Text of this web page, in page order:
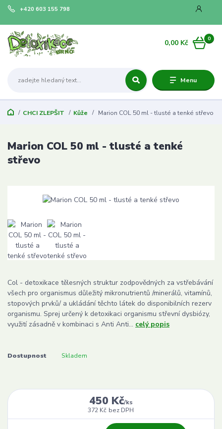
Menu
+420 603 155 798
0
0,00 Kč
CHCI ZLEPŠIT Kůže Marion COL 50 ml - tlusté a tenké střevo
Marion COL 50 ml - tlusté a tenké
střevo
Col - detoxikace tělesných struktur zodpovědných za vstřebávání
všech pro organismus důležitý mikronutrientů /minerálů, vitamínů,
stopových prvků/ a ukládání těchto látek do disponibilních rezerv
organismu. Sprej určený k detoxikaci organismu střevní dysbiózy,
využití zásadně v kombinaci s Anti Anti... celý popis
Dostupnost Skladem
450 Kč/ks
372 Kč bez DPH